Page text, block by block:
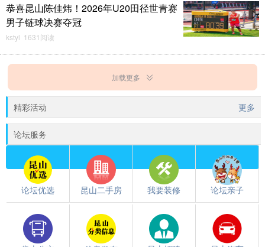
恭喜昆山陈佳炜！2026年U20田径世青赛
男子链球决赛夺冠
kstyl 1631阅读
加载更多
精彩活动 更多
论坛服务
论坛优选 昆山二手房 我要装修 论坛亲子